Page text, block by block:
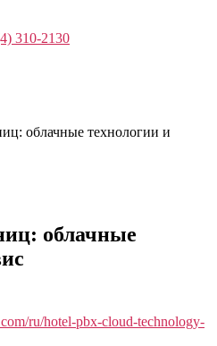
310-2130
облачные технологии и
облачные
ru/hotel-pbx-cloud-technology-